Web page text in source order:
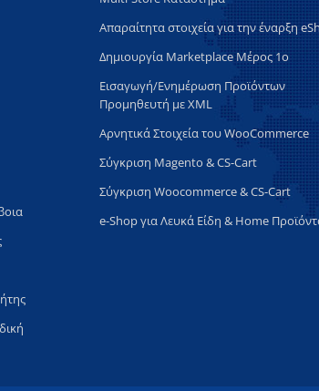
Απαραίτητα στοιχεία για την έναρξη
Δημιουργία Marketplace Μέρος 1ο
Εισαγωγή/Ενημέρωση Προϊόντων
Προμηθευτή με XML
Αρνητικά Στοιχεία του WooCommerce
Σύγκριση Magento & CS-Cart
Σύγκριση Woocommerce & CS-Cart
e-Shop για Λευκά Είδη & Home